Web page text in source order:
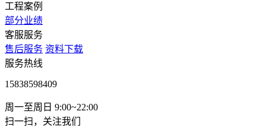
工程案例
部分业绩
客服服务
售后服务 资料下载
服务热线
15838598409
周一至周日 9:00~22:00
扫一扫，关注我们